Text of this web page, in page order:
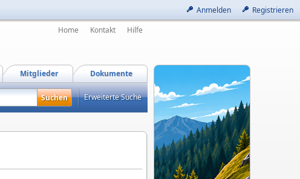
Anmelden Registrieren
Home Kontakt Hilfe
Dokumente
Mitglieder
Erweiterte Suche